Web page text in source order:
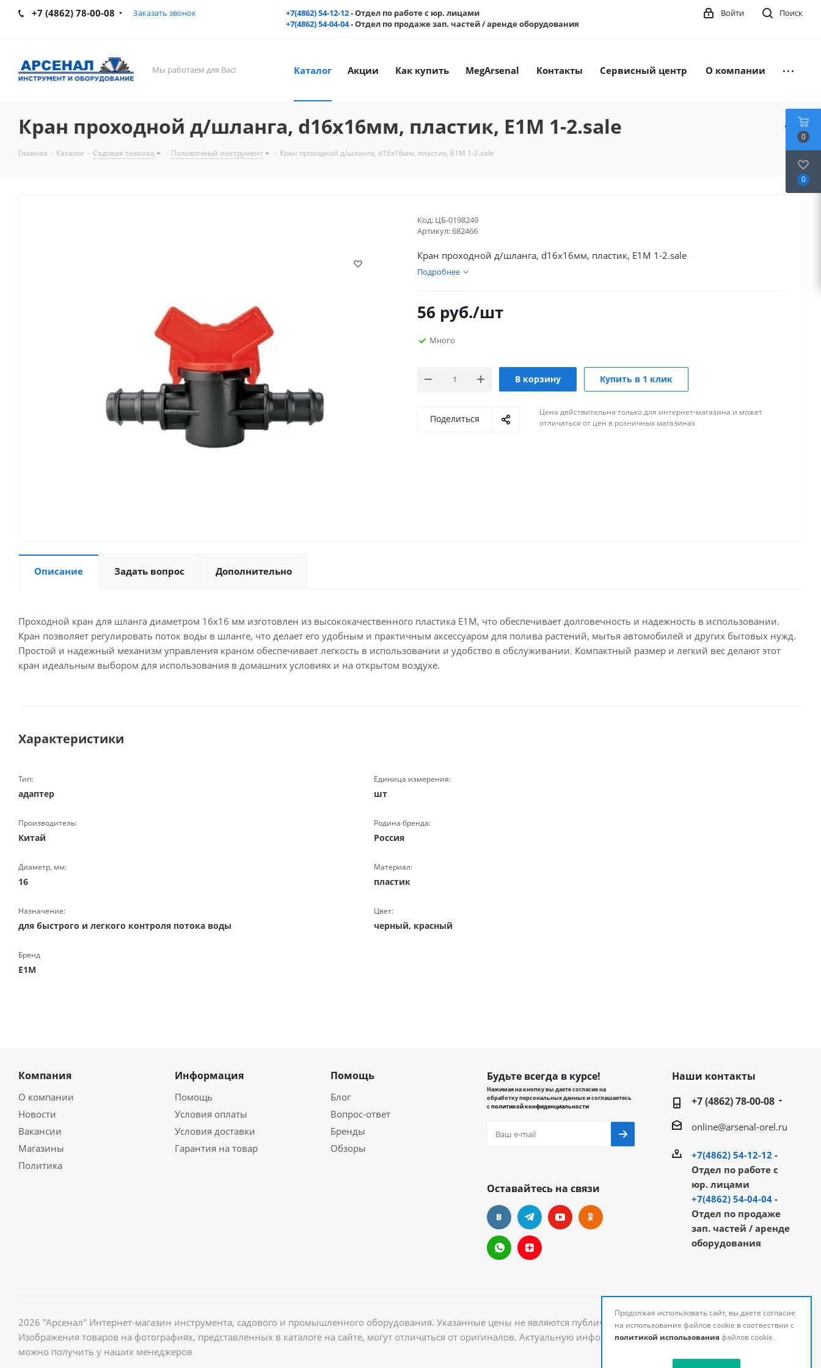
+7 (4862) 78-00-08 Заказать звонок +7(4862) 54-12-12- Отдел по работе с юр. лицами
+7(4862) 54-04-04- Отдел по продаже зап. частей / аренде оборудования
Поиск
Войти
Мы работаем для Вас! Каталог Акции Как купить MegArsenal Контакты Сервисный центр О компании
Кран проходной д/шланга, d16x16мм, пластик, E1M 1-2.sale
Главная - Каталог - Садовая техника - Поливочный инструмент - Кран проходной д/шланга, d16x16мм, пластик, E1M 1-2.sale
Код: ЦБ-0198249
Артикул:682466
Кран проходной д/шланга, d16x16мм, пластик, E1M 1-2.sale
Подробнее
56 руб./шт
Много
В корзину Купить в 1 клик
Поделиться
Цена действительна только для интернет-магазина и может
отличаться от цен в розничных магазинах
Описание Задать вопрос Дополнительно
Проходной кран для шланга диаметром 16x16 мм изготовлен из высококачественного пластика E1M, что обеспечивает долговечность и надежность в использовании.
Кран позволяет регулировать поток воды в шланге, что делает его удобным и практичным аксессуаром для полива растений, мытья автомобилей и других бытовых нужд.
Простой и надежный механизм управления краном обеспечивает легкость в использовании и удобство в обслуживании. Компактный размер и легкий вес делают этот
кран идеальным выбором для использования в домашних условиях и на открытом воздухе.
Характеристики
Тип:
адаптер
Единица измерения:
шт
Производитель:
Китай
Родина бренда:
Россия
Диаметр, мм:
16
Материал:
пластик
Назначение:
для быстрого и легкого контроля потока воды
Цвет:
черный, красный
Бренд
E1M
Компания
О компании
Новости
Вакансии
Магазины
Политика
Информация
Помощь
Условия оплаты
Условия доставки
Гарантия на товар
Помощь
Блог
Вопрос-ответ
Бренды
Обзоры
Будьте всегда в курсе!
Нажимая на кнопку вы даете согласие на
обработку персональных данных и соглашаетесь
сполитикой конфиденциальности
Оставайтесь на связи
Наши контакты
+7 (4862) 78-00-08
online@arsenal-orel.ru
+7(4862) 54-12-12 -
Отдел по работе с
юр. лицами
+7(4862) 54-04-04-
Отдел по продаже
зап. частей / аренде
оборудования
2026 "Арсенал" Интернет-магазин инструмента, садового и промышленного оборудования. Указанные цены не являются публичной офертой и могут быть изменены.
Изображения товаров на фотографиях, представленных в каталоге на сайте, могут отличаться от оригиналов. Актуальную информацию о стоимости и наличии товаров
можно получить у наших менеджеров
0
0
Продолжая использовать сайт, вы даете согласие
на использование файлов cookie в соотвествии с
политикой использованияфайлов cookie.